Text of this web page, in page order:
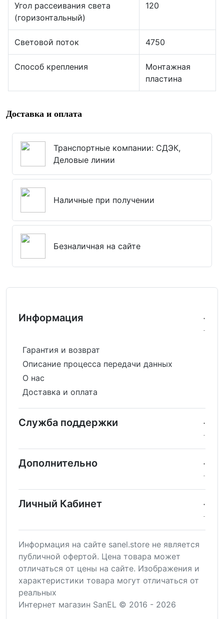
Угол рассеивания света
(горизонтальный)
120
Световой поток 4750
Способ крепления
Монтажная
пластина
Доставка и оплата
Транспортные компании: СДЭК,
Деловые линии
Наличные при получении
Безналичная на сайте
Информация
Гарантия и возврат
Описание процесса передачи данных
О нас
Доставка и оплата
Служба поддержки
Дополнительно
Личный Кабинет
Информация на сайте sanel.store не является
публичной офертой. Цена товара может
отличаться от цены на сайте. Изображения и
характеристики товара могут отличаться от
реальных
Интернет магазин SanEL © 2016 - 2026